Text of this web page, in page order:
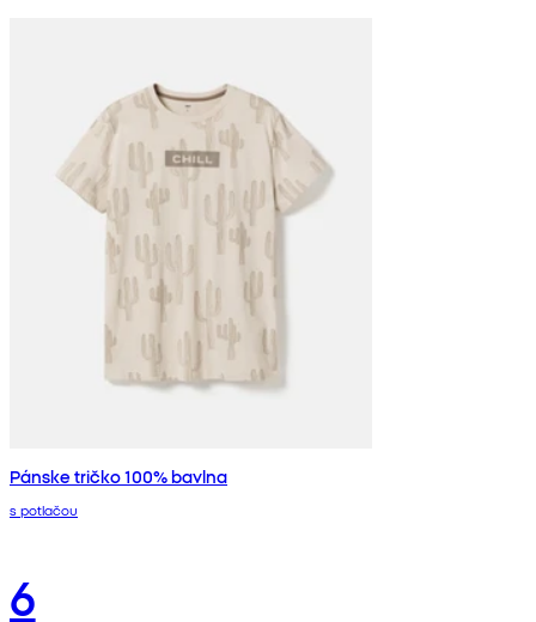
Pánske tričko 100% bavlna
s potlačou
6